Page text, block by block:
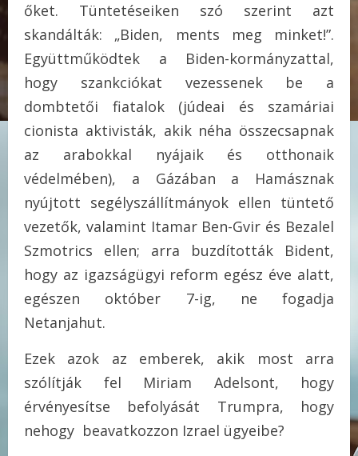
őket. Tüntetéseiken szó szerint azt
skandálták: „Biden, ments meg minket!”.
Együttműködtek a Biden-kormányzattal,
hogy szankciókat vezessenek be a
dombtetői fiatalok (júdeai és szamáriai
cionista aktivisták, akik néha összecsapnak
az arabokkal nyájaik és otthonaik
védelmében), a Gázában a Hamásznak
nyújtott segélyszállítmányok ellen tüntető
vezetők, valamint Itamar Ben-Gvir és Bezalel
Szmotrics ellen; arra buzdították Bident,
hogy az igazságügyi reform egész éve alatt,
egészen október 7-ig, ne fogadja
Netanjahut.
Ezek azok az emberek, akik most arra
szólítják fel Miriam Adelsont, hogy
érvényesítse befolyását Trumpra, hogy
nehogy beavatkozzon Izrael ügyeibe?